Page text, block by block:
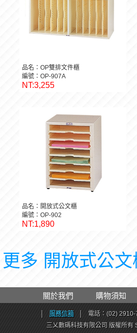
品名：OP雙排文件櫃
編號：OP-907A
NT:3,255
品名：開放式公文櫃
編號：OP-902
NT:1,890
更多 開放式公
關於我們 購物須知
服務信箱 電話：(02)
三乂數碼科技有限公司 版權所